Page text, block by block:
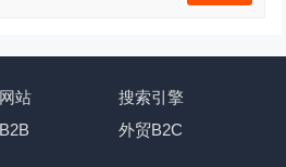
站
搜索引擎
外贸B2C